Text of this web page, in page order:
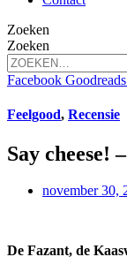
Zoeken
Zoeken
Facebook Goodreads
Feelgood, Recensie
Say cheese!
november 30,
De Fazant, de